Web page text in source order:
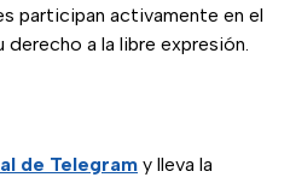
participan activamente en el
a la libre expresión.
de Telegram y lleva la